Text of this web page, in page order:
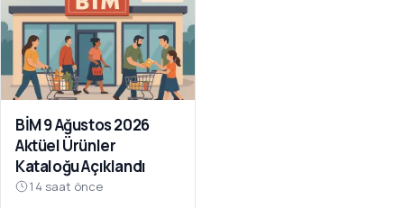
BİM 9 Ağustos 2026
Aktüel Ürünler
Kataloğu Açıklandı
14 saat önce